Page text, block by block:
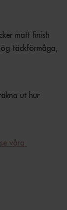
matt finish
täckförmåga,
ut hur
våra